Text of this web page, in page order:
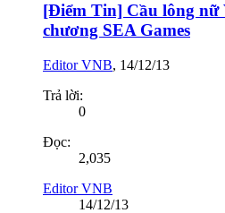
[Điểm Tin] Cầu lông nữ
chương SEA Games
Editor VNB, 14/12/13
Trả lời:
0
Đọc:
2,035
Editor VNB
14/12/13